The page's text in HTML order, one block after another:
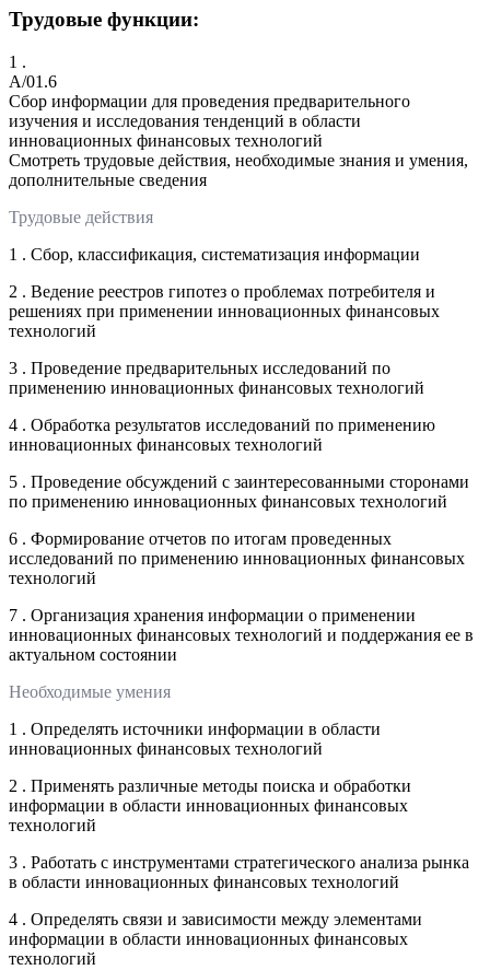
Трудовые функции:
1 .
A/01.6
Сбор информации для проведения предварительного
изучения и исследования тенденций в области
инновационных финансовых технологий
Смотреть трудовые действия, необходимые знания и умения,
дополнительные сведения
Трудовые действия
1 . Сбор, классификация, систематизация информации
2 . Ведение реестров гипотез о проблемах потребителя и
решениях при применении инновационных финансовых
технологий
3 . Проведение предварительных исследований по
применению инновационных финансовых технологий
4 . Обработка результатов исследований по применению
инновационных финансовых технологий
5 . Проведение обсуждений с заинтересованными сторонами
по применению инновационных финансовых технологий
6 . Формирование отчетов по итогам проведенных
исследований по применению инновационных финансовых
технологий
7 . Организация хранения информации о применении
инновационных финансовых технологий и поддержания ее в
актуальном состоянии
Необходимые умения
1 . Определять источники информации в области
инновационных финансовых технологий
2 . Применять различные методы поиска и обработки
информации в области инновационных финансовых
технологий
3 . Работать с инструментами стратегического анализа рынка
в области инновационных финансовых технологий
4 . Определять связи и зависимости между элементами
информации в области инновационных финансовых
технологий